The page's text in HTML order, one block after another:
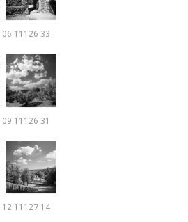
06 11126 33
09 11126 31
12 11127 14